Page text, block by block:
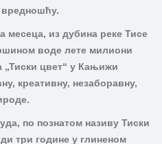
месеца, из дубина реке Тисе
воде лете милиони
„Тиски цвет“ у Кањижи
креативну, незаборавну,
по познатом називу Тиски
три године у глиненом